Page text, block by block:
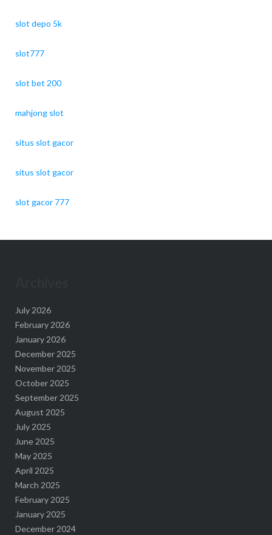
slot depo 5k
slot777
slot bet 200
mahjong slot
situs slot gacor
situs slot gacor
slot gacor 777
July 2026
February 2026
January 2026
December 2025
November 2025
October 2025
September 2025
August 2025
July 2025
June 2025
May 2025
April 2025
March 2025
February 2025
January 2025
December 2024